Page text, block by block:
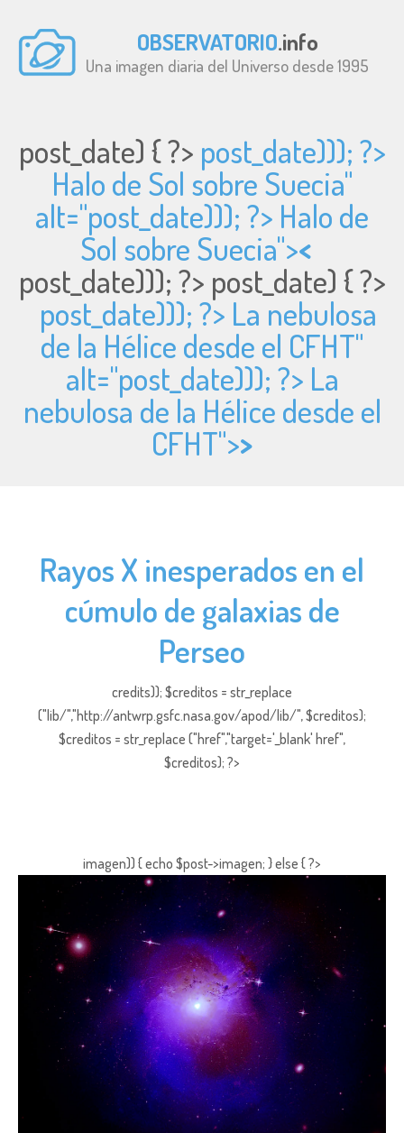
OBSERVATORIO.info
Una imagen diaria del Universo desde 1995
post_date) { ?> post_date))); ?>
Halo de Sol sobre Suecia"
alt="post_date))); ?> Halo de
Sol sobre Suecia"><
post_date))); ?> post_date) { ?>
post_date))); ?> La nebulosa
de la Hélice desde el CFHT"
alt="post_date))); ?> La
nebulosa de la Hélice desde el
CFHT">>
Rayos X inesperados en el
cúmulo de galaxias de
Perseo
credits)); $creditos = str_replace
("lib/","http://antwrp.gsfc.nasa.gov/apod/lib/", $creditos);
$creditos = str_replace ("href","target='_blank' href",
$creditos); ?>
imagen)) { echo $post->imagen; } else { ?>